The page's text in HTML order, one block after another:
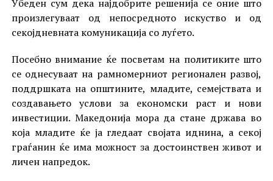
Убеден сум дека најдобрите решенија се оние што
произлегуваат од непосредното искуство и од
секојдневната комуникација со луѓето.
Посебно внимание ќе посветам на политиките што
се однесуваат на рамномерниот регионален развој,
поддршката на општините, младите, семејствата и
создавањето услови за економски раст и нови
инвестиции. Македонија мора да стане држава во
која младите ќе ја гледаат својата иднина, а секој
граѓанин ќе има можност за достоинствен живот и
личен напредок.